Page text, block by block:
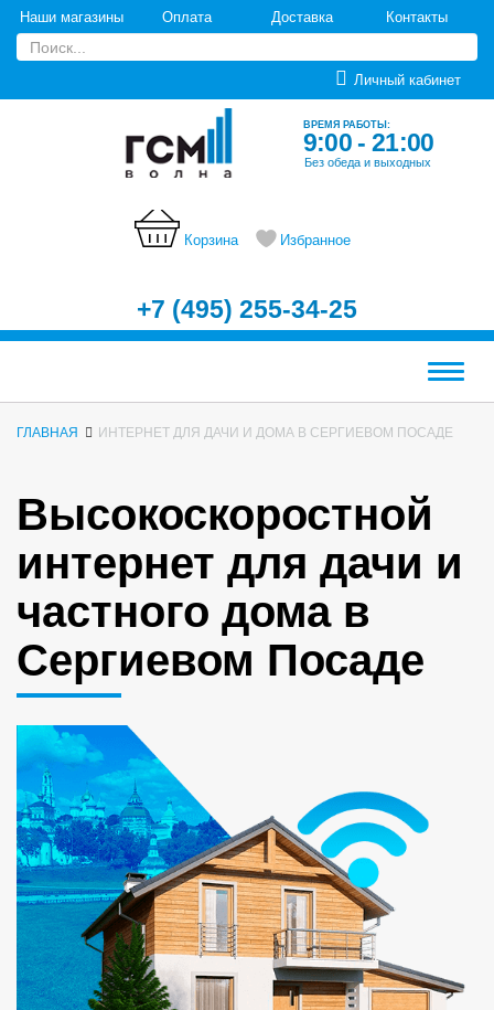
Наши магазины Оплата Доставка Контакты
Личный кабинет
ВРЕМЯ РАБОТЫ:
9:00 - 21:00
Без обеда и выходных
Корзина Избранное
+7 (495) 255-34-25
Меню
ГЛАВНАЯ ИНТЕРНЕТ ДЛЯ ДАЧИ И ДОМА В СЕРГИЕВОМ ПОСАДЕ
Высокоскоростной
интернет для дачи и
частного дома в
Сергиевом Посаде